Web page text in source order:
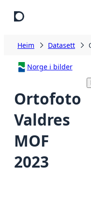
Heim Datasett
Norge i bilder
Ortofoto
Valdres
MOF
2023